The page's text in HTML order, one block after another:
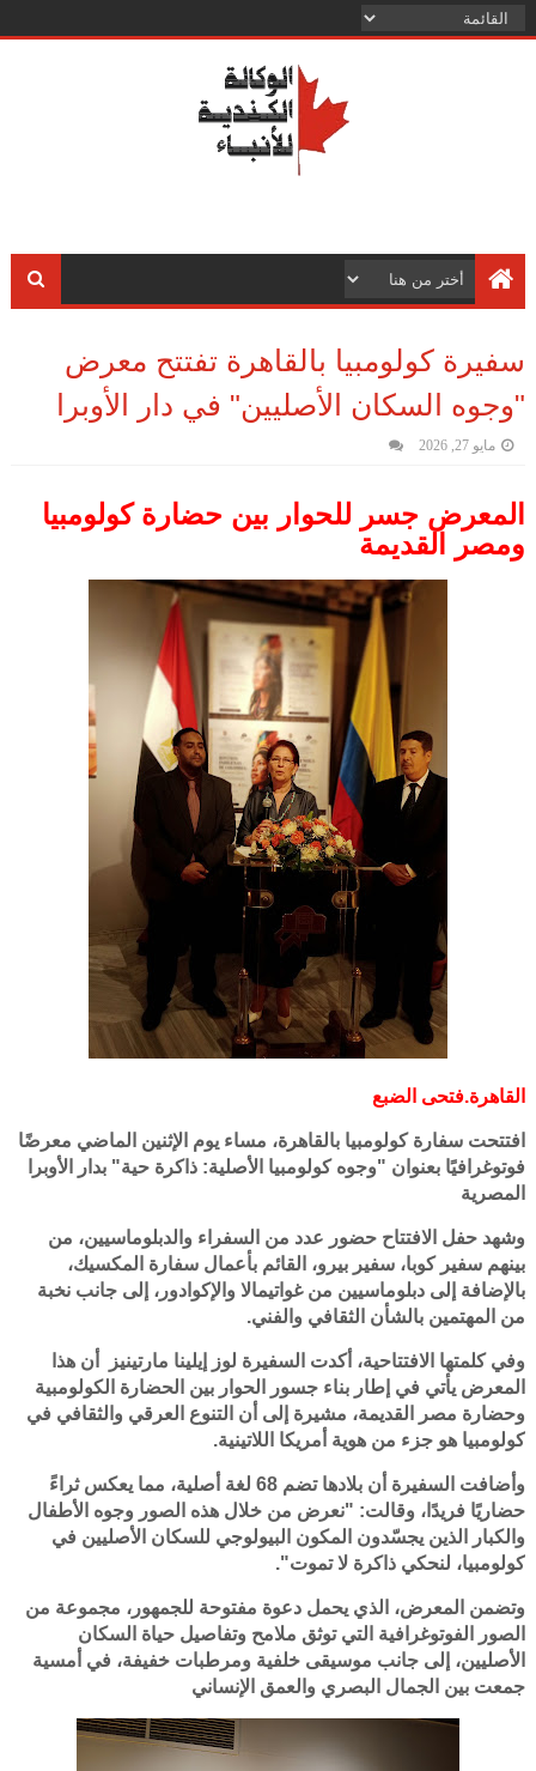
سفيرة كولومبيا بالقاهرة تفتتح معرض
"وجوه السكان الأصليين" في دار الأوبرا
مايو 27, 2026
المعرض جسر للحوار بين حضارة كولومبيا
ومصر القديمة
القاهرة.فتحى الضبع
افتتحت سفارة كولومبيا بالقاهرة، مساء يوم الإثنين الماضي معرضًا
فوتوغرافيًا بعنوان "وجوه كولومبيا الأصلية: ذاكرة حية" بدار الأوبرا
المصرية
وشهد حفل الافتتاح حضور عدد من السفراء والدبلوماسيين، من
بينهم سفير كوبا، سفير بيرو، القائم بأعمال سفارة المكسيك،
بالإضافة إلى دبلوماسيين من غواتيمالا والإكوادور، إلى جانب نخبة
من المهتمين بالشأن الثقافي والفني.
وفي كلمتها الافتتاحية، أكدت السفيرة لوز إيلينا مارتينيز أن هذا
المعرض يأتي في إطار بناء جسور الحوار بين الحضارة الكولومبية
وحضارة مصر القديمة، مشيرة إلى أن التنوع العرقي والثقافي في
كولومبيا هو جزء من هوية أمريكا اللاتينية.
وأضافت السفيرة أن بلادها تضم 68 لغة أصلية، مما يعكس ثراءً
حضاريًا فريدًا، وقالت: "نعرض من خلال هذه الصور وجوه الأطفال
والكبار الذين يجسّدون المكون البيولوجي للسكان الأصليين في
كولومبيا، لنحكي ذاكرة لا تموت".
وتضمن المعرض، الذي يحمل دعوة مفتوحة للجمهور، مجموعة من
الصور الفوتوغرافية التي توثق ملامح وتفاصيل حياة السكان
الأصليين، إلى جانب موسيقى خلفية ومرطبات خفيفة، في أمسية
جمعت بين الجمال البصري والعمق الإنساني